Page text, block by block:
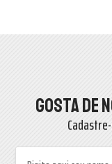
Gosta de